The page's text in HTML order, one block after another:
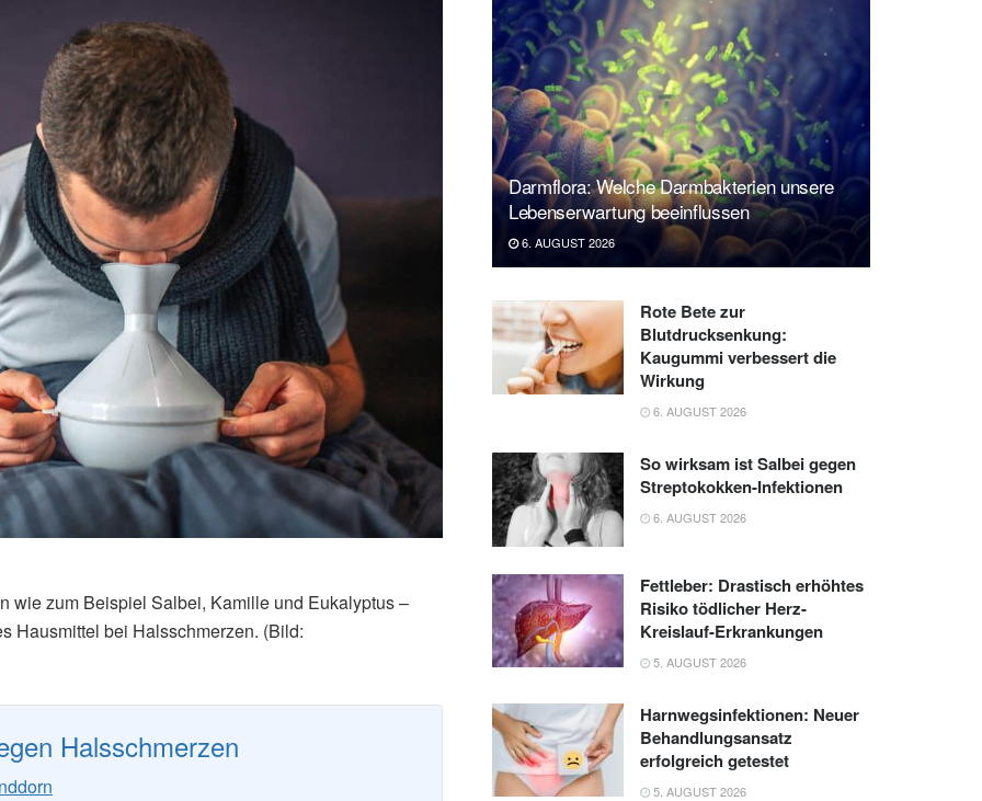
wie zum Beispiel Salbei, Kamille und Eukalyptus –
Hausmittel bei Halsschmerzen. (Bild:
Halsschmerzen
Darmflora: Welche Darmbakterien unsere
Lebenserwartung beeinflussen
6. AUGUST 2026
Rote Bete zur
Blutdrucksenkung:
Kaugummi verbessert die
Wirkung
6. AUGUST 2026
So wirksam ist Salbei gegen
Streptokokken-Infektionen
6. AUGUST 2026
Fettleber: Drastisch erhöhtes
Risiko tödlicher Herz-
Kreislauf-Erkrankungen
5. AUGUST 2026
Harnwegsinfektionen: Neuer
Behandlungsansatz
erfolgreich getestet
5. AUGUST 2026